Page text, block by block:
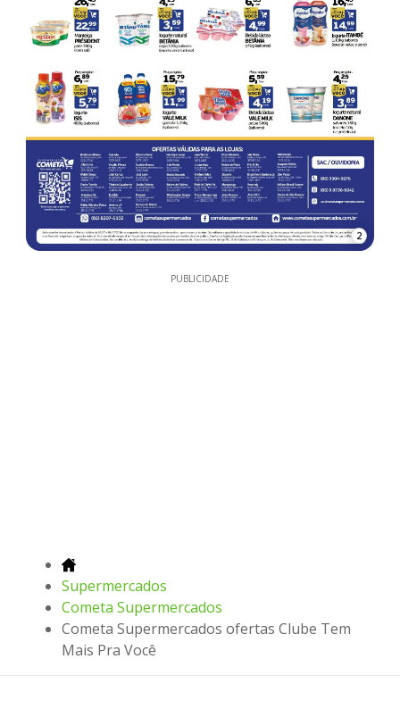
2
PUBLICIDADE
Supermercados
Cometa Supermercados
Cometa Supermercados ofertas Clube Tem
Mais Pra Você